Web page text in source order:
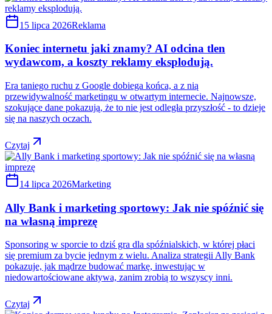
15 lipca 2026Reklama
Koniec internetu jaki znamy? AI odcina tlen
wydawcom, a koszty reklamy eksplodują.
Era taniego ruchu z Google dobiega końca, a z nią
przewidywalność marketingu w otwartym internecie. Najnowsze,
szokujące dane pokazują, że to nie jest odległa przyszłość - to dzieje
się na naszych oczach.
Czytaj
14 lipca 2026Marketing
Ally Bank i marketing sportowy: Jak nie spóźnić się
na własną imprezę
Sponsoring w sporcie to dziś gra dla spóźnialskich, w której płaci
się premium za bycie jednym z wielu. Analiza strategii Ally Bank
pokazuje, jak mądrze budować markę, inwestując w
niedowartościowane aktywa, zanim zrobią to wszyscy inni.
Czytaj